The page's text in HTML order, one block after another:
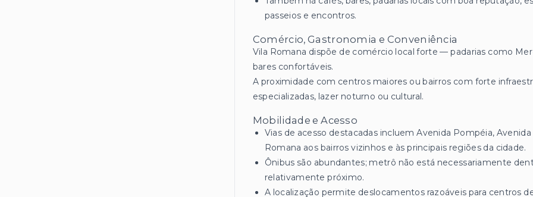
passeios e encontros.
Comércio, Gastronomia e Conveniência
Vila Romana dispõe de comércio local forte — padarias como
bares confortáveis.
A proximidade com centros maiores ou bairros com forte
especializadas, lazer noturno ou cultural.
Mobilidade e Acesso
Vias de acesso destacadas incluem Avenida Pompéia,
Romana aos bairros vizinhos e às principais regiões da cidade.
Ônibus são abundantes; metrô não está necessariamente
relativamente próximo.
A localização permite deslocamentos razoáveis para centros